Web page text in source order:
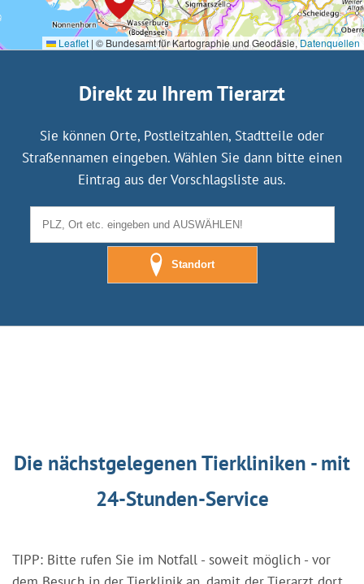
Leaflet | © Bundesamt für Kartographie und Geodäsie,Datenquellen
Direkt zu Ihrem Tierarzt
Sie können Orte, Postleitzahlen, Stadtteile oder
Straßennamen eingeben. Wählen Sie dann bitte einen
Eintrag aus der Vorschlagsliste aus.
Standort
Die nächstgelegenen Tierkliniken - mit
24-Stunden-Service
TIPP: Bitte rufen Sie im Notfall - soweit möglich - vor